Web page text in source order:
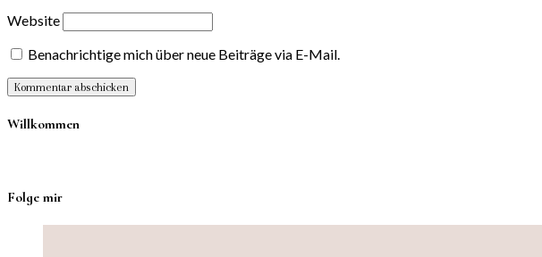
Website
Benachrichtige mich über neue Beiträge via E-Mail.
Willkommen
Folge mir